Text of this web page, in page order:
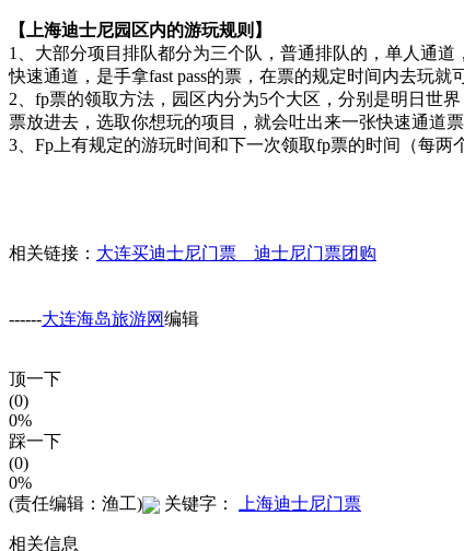
【上海迪士尼园区内的游玩规则】
1、大部分项目排队都分为三个队，普通排队的，单人通
快速通道，是手拿fast pass的票，在票的规定时间内去玩就
2、fp票的领取方法，园区内分为5个大区，分别是明日世
票放进去，选取你想玩的项目，就会吐出来一张快速通道票
3、Fp上有规定的游玩时间和下一次领取fp票的时间（每
相关链接： 大连买迪士尼门票 迪士尼门票团购
------大连海岛旅游网编辑
顶一下
(0)
0%
踩一下
(0)
0%
(责任编辑：渔工)
关键字： 上海迪士尼门票
相关信息